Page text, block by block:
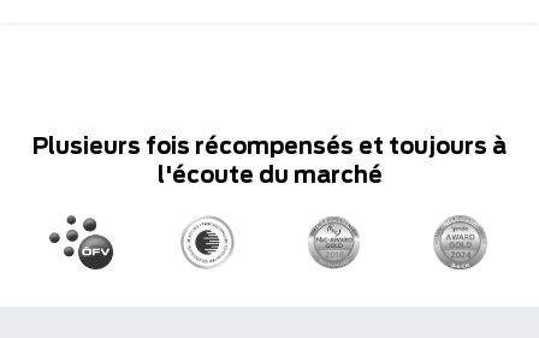
Plusieurs fois récompensés et toujours à
l'écoute du marché